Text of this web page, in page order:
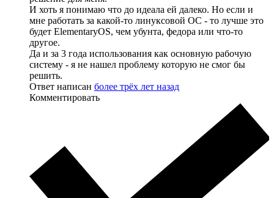
И хоть я понимаю что до идеала ей далеко. Но если и
мне работать за какой-то линуксовой ОС - то лучше это
будет ElementaryOS, чем убунта, федора или что-то
другое.
Да и за 3 года использования как основную рабочую
систему - я не нашел проблему которую не смог бы
решить.
Ответ написан более трёх лет назад
Комментировать